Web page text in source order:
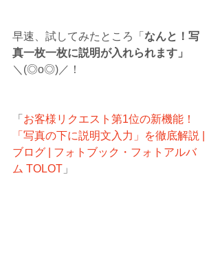
早速、試してみたところ「 なんと！写
真一枚一枚に説明が入れられます」
＼(◎o◎)／！
「 お客様リクエスト第1位の新機能！
「写真の下に説明文入力」を徹底解説 |
ブログ | フォトブック・フォトアルバ
ム TOLOT 」